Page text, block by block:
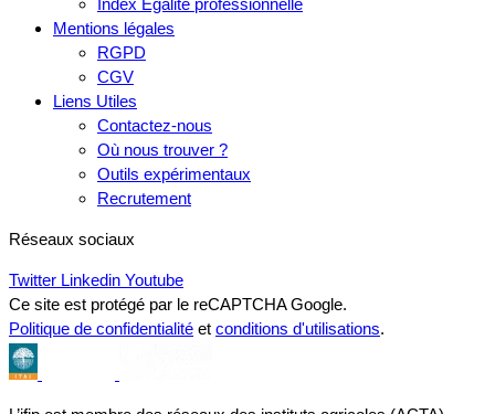
Mentions légales
RGPD
CGV
Liens Utiles
Contactez-nous
Où nous trouver ?
Outils expérimentaux
Recrutement
Réseaux sociaux
Twitter Linkedin Youtube
Ce site est protégé par le reCAPTCHA Google.
Politique de confidentialité et conditions d'utilisations.